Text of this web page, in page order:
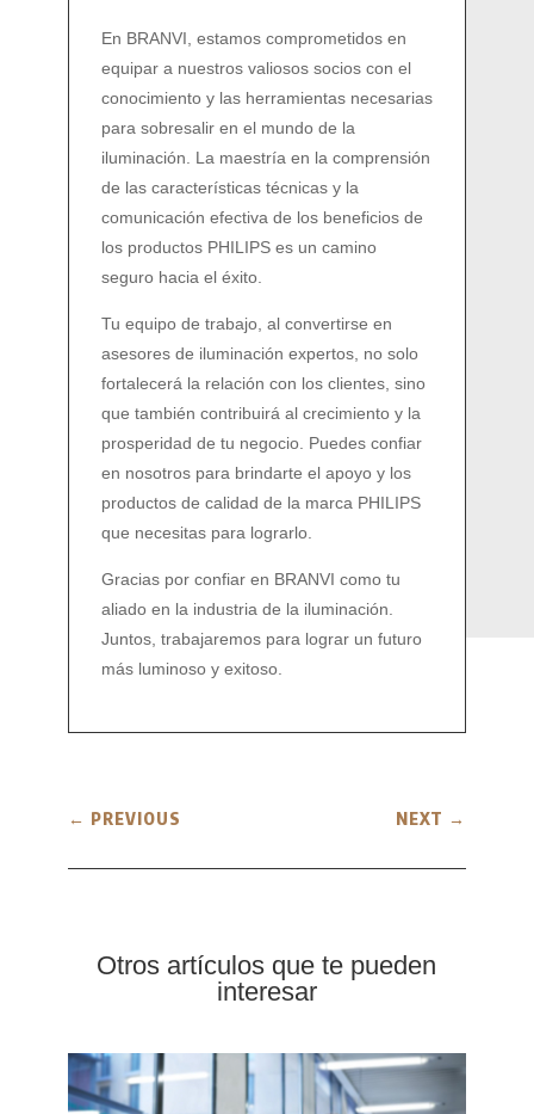
En BRANVI, estamos comprometidos en
equipar a nuestros valiosos socios con el
conocimiento y las herramientas necesarias
para sobresalir en el mundo de la
iluminación. La maestría en la comprensión
de las características técnicas y la
comunicación efectiva de los beneficios de
los productos PHILIPS es un camino
seguro hacia el éxito.
Tu equipo de trabajo, al convertirse en
asesores de iluminación expertos, no solo
fortalecerá la relación con los clientes, sino
que también contribuirá al crecimiento y la
prosperidad de tu negocio. Puedes confiar
en nosotros para brindarte el apoyo y los
productos de calidad de la marca PHILIPS
que necesitas para lograrlo.
Gracias por confiar en BRANVI como tu
aliado en la industria de la iluminación.
Juntos, trabajaremos para lograr un futuro
más luminoso y exitoso.
← PREVIOUS NEXT →
Otros artículos que te pueden
interesar